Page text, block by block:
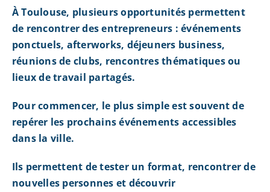
À Toulouse, plusieurs opportunités permettent
de rencontrer des entrepreneurs : événements
ponctuels, afterworks, déjeuners business,
réunions de clubs, rencontres thématiques ou
lieux de travail partagés.
Pour commencer, le plus simple est souvent de
repérer les prochains événements accessibles
dans la ville.
Ils permettent de tester un format, rencontrer de
nouvelles personnes et découvrir